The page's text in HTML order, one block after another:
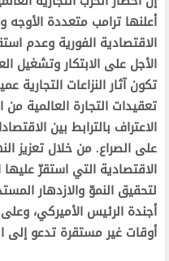
أعلنها ترامب متعددة الأوجه
الاقتصادية الفورية وعدم
الأجل على الابتكار وتشغيل
تكون آثار النزاعات التجارية
تعقيدات التجارة العالمية
الاعتراف بالترابط بين
على الصراع. من خلال تعزيز
الاقتصادية التي استقرّ
لتحقيق النموّ والازدهار
أجندة الرئيس الأميركي، وعلى
أوقات غير مستقرة تدعو إلى